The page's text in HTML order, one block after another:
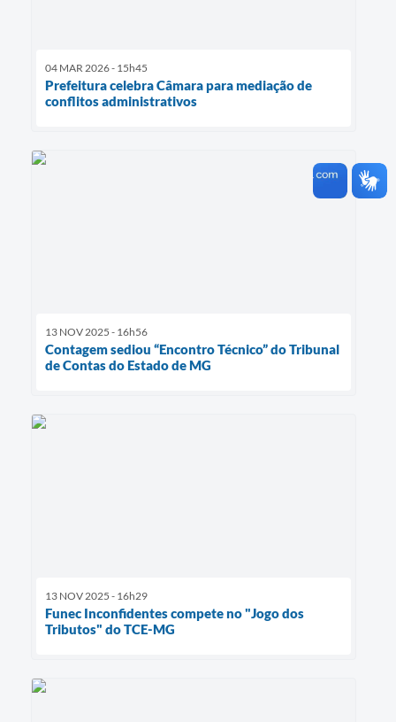
04 MAR 2026 - 15h45
Prefeitura celebra Câmara para mediação de
conflitos administrativos
13 NOV 2025 - 16h56
Contagem sediou “Encontro Técnico” do Tribunal
de Contas do Estado de MG
13 NOV 2025 - 16h29
Funec Inconfidentes compete no "Jogo dos
Tributos" do TCE-MG